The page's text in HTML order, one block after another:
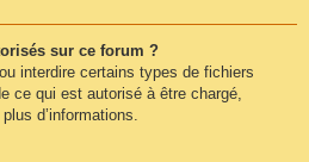
sur ce forum ?
interdire certains types de fichiers
ce qui est autorisé à être chargé,
d’informations.